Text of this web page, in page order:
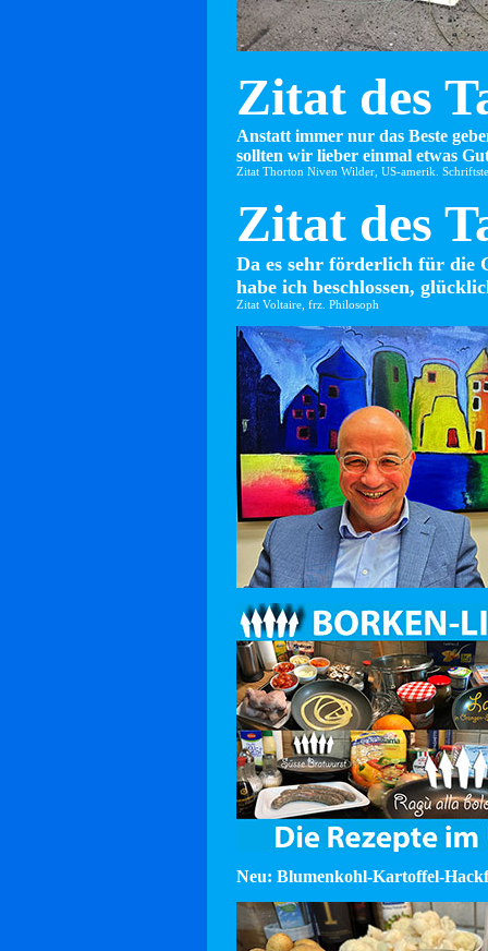
Zitat des
Anstatt immer nur das Beste
sollten wir lieber einmal etwas
Zitat Thorton Niven Wilder, US-amerik.
Zitat des
Da es sehr förderlich für die
habe ich beschlossen,
Zitat Voltaire, frz. Philosoph
Neu: Blumenkohl-Kartoffel-